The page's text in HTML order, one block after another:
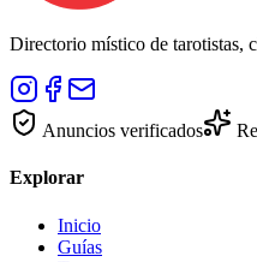
Directorio místico de tarotistas,
Anuncios verificados
Explorar
Inicio
Guías